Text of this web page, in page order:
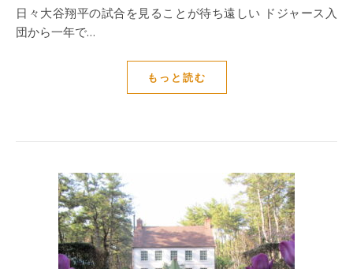
日々大谷翔平の試合を見ることが待ち遠しい ドジャース入
団から一年で…
もっと読む